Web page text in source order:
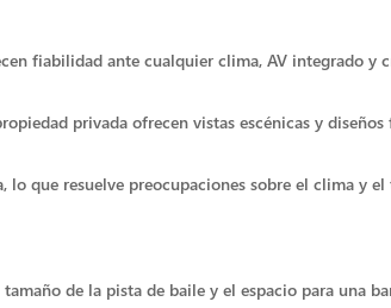
fiabilidad ante cualquier clima, AV integrado y
privada ofrecen vistas escénicas y
que resuelve preocupaciones sobre el clima y
de la pista de baile y el espacio para una